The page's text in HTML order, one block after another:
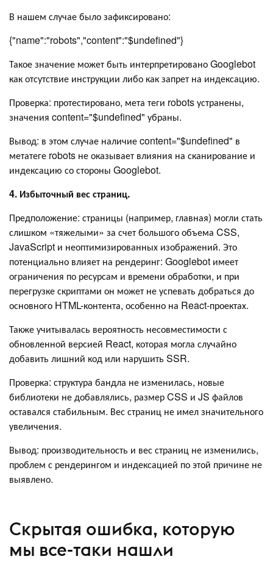
В нашем случае было зафиксировано:
{"name":"robots","content":"$undefined"}
Такое значение может быть интерпретировано Googlebot
как отсутствие инструкции либо как запрет на индексацию.
Проверка: протестировано, мета теги robots устранены,
значения content="$undefined" убраны.
Вывод: в этом случае наличие content="$undefined" в
метатеге robots не оказывает влияния на сканирование и
индексацию со стороны Googlebot.
4. Избыточный вес страниц.
Предположение: страницы (например, главная) могли стать
слишком «тяжелыми» за счет большого объема CSS,
JavaScript и неоптимизированных изображений. Это
потенциально влияет на рендеринг: Googlebot имеет
ограничения по ресурсам и времени обработки, и при
перегрузке скриптами он может не успевать добраться до
основного HTML-контента, особенно на React-проектах.
Также учитывалась вероятность несовместимости с
обновленной версией React, которая могла случайно
добавить лишний код или нарушить SSR.
Проверка: структура бандла не изменилась, новые
библиотеки не добавлялись, размер CSS и JS файлов
оставался стабильным. Вес страниц не имел значительного
увеличения.
Вывод: производительность и вес страниц не изменились,
проблем с рендерингом и индексацией по этой причине не
выявлено.
Скрытая ошибка, которую
мы все-таки нашли